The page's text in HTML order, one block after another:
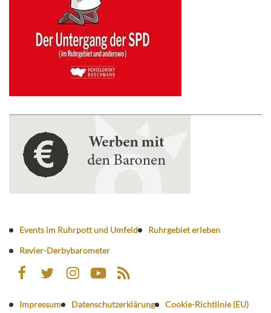
Events im Ruhrpott und Umfeld
Ruhrgebiet erleben
Revier-Derbybarometer
Impressum Datenschutzerklärung Cookie-Richtlinie (EU)